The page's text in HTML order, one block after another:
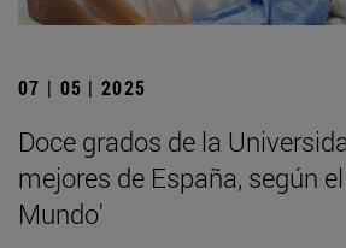
07 | 05 | 2025
Doce grados de la
mejores de España, según
Mundo'